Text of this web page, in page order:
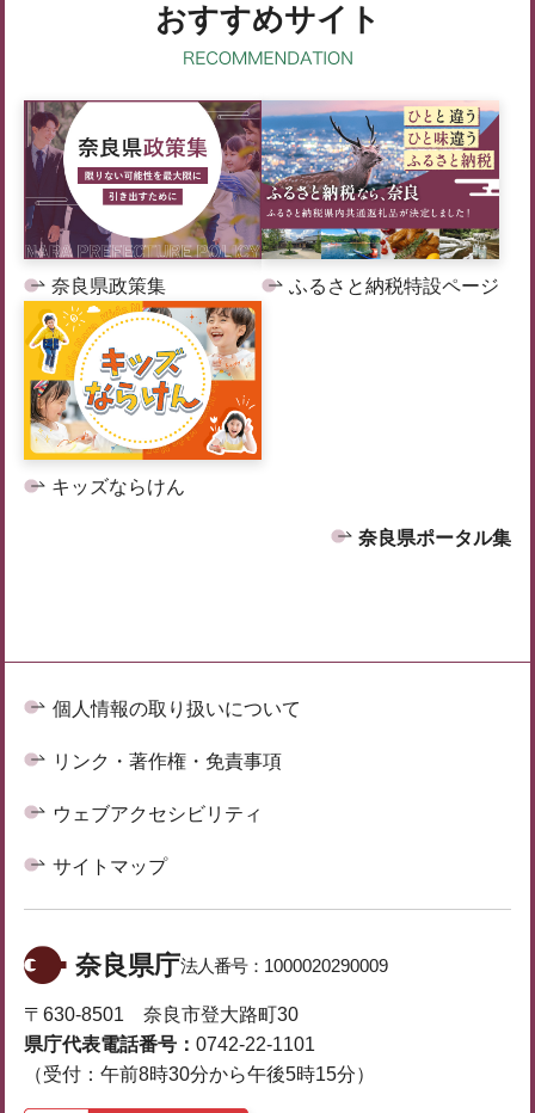
おすすめサイト
奈良県政策集 ふるさと納税特設ページ
キッズならけん
奈良県ポータル集
個人情報の取り扱いについて
リンク・著作権・免責事項
ウェブアクセシビリティ
サイトマップ
奈良県庁法人番号： 1000020290009
〒630-8501 奈良市登大路町30
県庁代表電話番号： 0742-22-1101
（受付：午前8時30分から午後5時15分）